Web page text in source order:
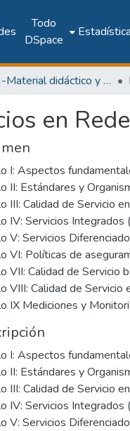
Todo
DSpace
[FISC]-Material didáctico y recursos de aprendizaje
en
I: Aspectos
II: Estándares y
III: Calidad de Servicio
IV: Servicios Integrados
V: Servicios
VI: Políticas de
VII: Calidad de Servicio
VIII: Calidad de Servicio
IX Mediciones y
I: Aspectos
II: Estándares y
III: Calidad de Servicio
IV: Servicios Integrados
V: Servicios